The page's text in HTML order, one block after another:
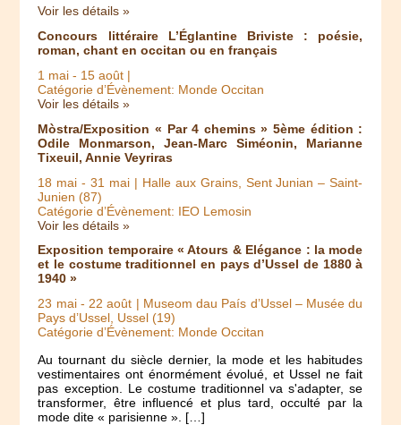
Voir les détails »
Concours littéraire L’Églantine Briviste : poésie,
roman, chant en occitan ou en français
1 mai - 15 août |
Catégorie d’Évènement: Monde Occitan
Voir les détails »
Mòstra/Exposition « Par 4 chemins » 5ème édition :
Odile Monmarson, Jean-Marc Siméonin, Marianne
Tixeuil, Annie Veyriras
18 mai -31 mai | Halle aux Grains, Sent Junian – Saint-
Junien (87)
Catégorie d’Évènement: IEO Lemosin
Voir les détails »
Exposition temporaire « Atours & Elégance : la mode
et le costume traditionnel en pays d’Ussel de 1880 à
1940 »
23 mai-22 août | Museom dau País d’Ussel – Musée du
Pays d’Ussel, Ussel (19)
Catégorie d’Évènement: Monde Occitan
Au tournant du siècle dernier, la mode et les habitudes
vestimentaires ont énormément évolué, et Ussel ne fait
pas exception. Le costume traditionnel va s'adapter, se
transformer, être influencé et plus tard, occulté par la
mode dite « parisienne ». […]